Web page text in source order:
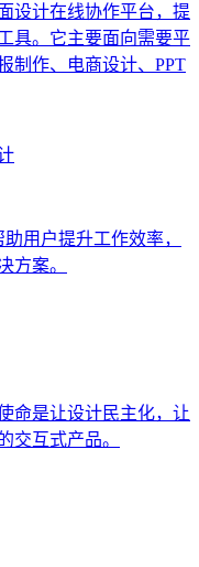
设计在线协作平台，提
具。它主要面向需要平
制作、电商设计、PPT
用户提升工作效率，
方案。
命是让设计民主化，让
交互式产品。